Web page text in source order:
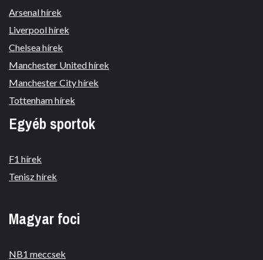
Arsenal hírek
Liverpool hírek
Chelsea hírek
Manchester United hírek
Manchester City hírek
Tottenham hírek
Egyéb sportok
F1 hírek
Tenisz hírek
Magyar foci
NB1 meccsek